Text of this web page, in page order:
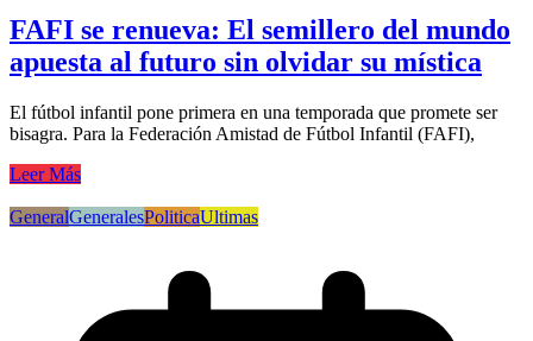
FAFI se renueva: El semillero del mundo
apuesta al futuro sin olvidar su mística
El fútbol infantil pone primera en una temporada que promete ser
bisagra. Para la Federación Amistad de Fútbol Infantil (FAFI),
Leer Más
GeneralGeneralesPoliticaUltimas